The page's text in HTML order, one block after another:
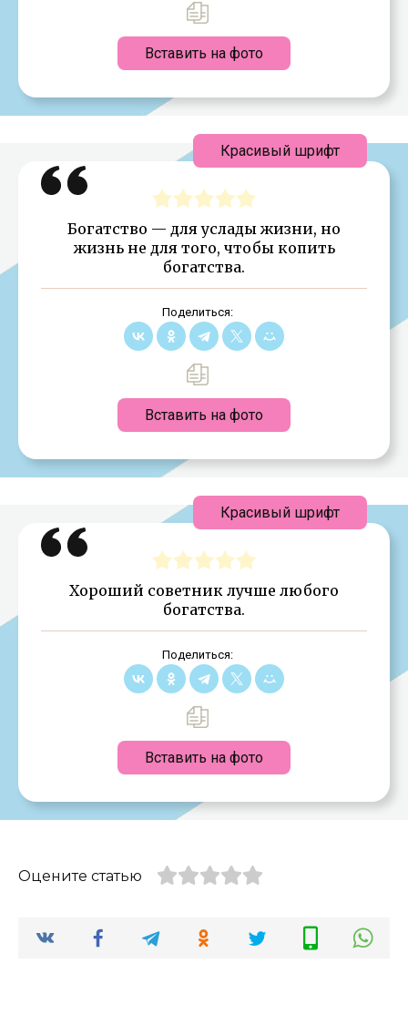
Вставить на фото
Богатство — для услады жизни, но
жизнь не для того, чтобы копить
богатства.
Поделиться:
Вставить на фото
Красивый шрифт
Хороший советник лучше любого
богатства.
Поделиться:
Вставить на фото
Красивый шрифт
Оцените статью